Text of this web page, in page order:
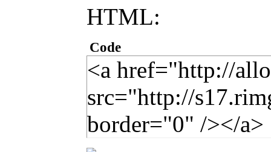
HTML:
Code
<a href="http://
src="http://
border="0" /></a>